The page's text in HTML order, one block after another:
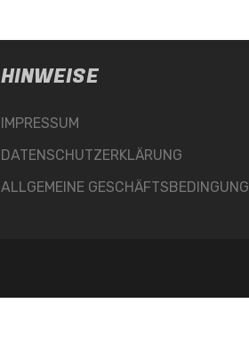
HINWEISE
IMPRESSUM
DATENSCHUTZERKLÄRUNG
ALLGEMEINE GESCHÄFTSBEDINGUNG